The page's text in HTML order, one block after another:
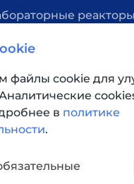
реакторы
станции
испарители
файлы cookie для
в политике
.